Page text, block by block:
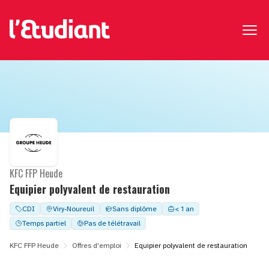
Equipier polyvalent de restauration
KFC FFP Heude
CDI Viry-Noureuil Sans diplôme
< 1 an
Temps partiel
Pas de télétravail
KFC FFP Heude Offres d'emploi Equipier polyvalent de restauration